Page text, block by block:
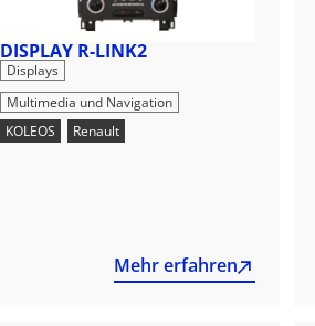
DISPLAY R-LINK2
Displays
Multimedia und Navigation
KOLEOS
Renault
Mehr erfahren